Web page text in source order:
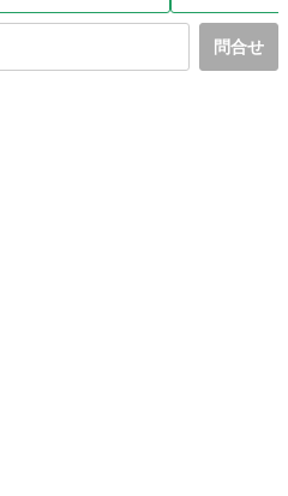
問合せ